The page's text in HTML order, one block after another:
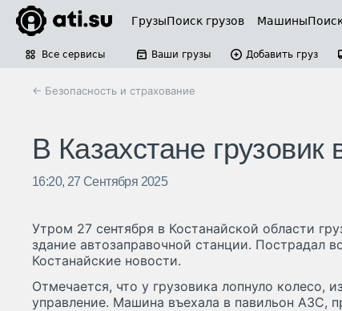
ГрузыПоиск грузов Машины
Все сервисы Ваши грузы Добавить груз
← Безопасность и страхование
В Казахстане
16:20, 27 Сентября 2025
Утром 27 сентября в Костанайской области
здание автозаправочной станции. Пострадал
Костанайские новости.
Отмечается, что у грузовика лопнуло колесо,
управление. Машина въехала в павильон АЗС,